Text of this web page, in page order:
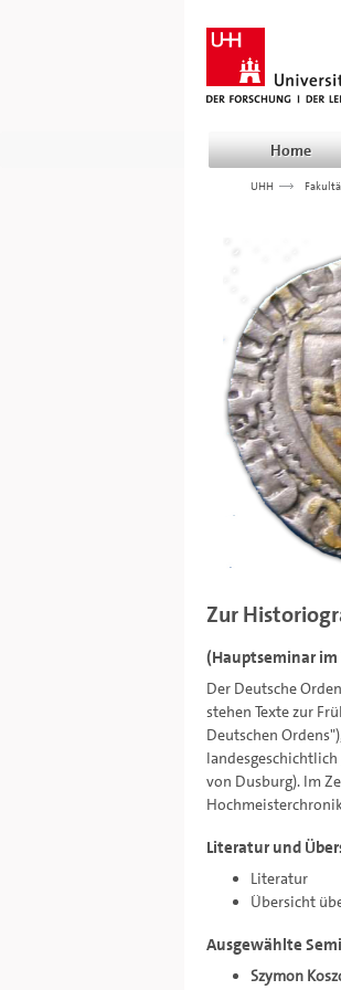
Home
UHH >>>
Zur
(Hauptseminar im
Der Deutsche
stehen Texte zur
Deutschen
von Dusburg). Im
Literatur und
Literatur
Übersicht
Ausgewählte
Szymon